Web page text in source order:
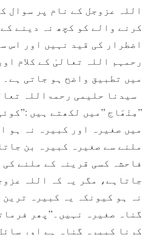
اللہ عزوجل کے نام پر سوال
کرنے والے کو کچھ نہ دينے
اضطرار کی قيد نہيں اور اس
رحمہم اللہ تعالیٰ کے کلام
ميں تطبيق واضح ہو جاتی ہے۔
سیدنا حليمی رحمۃاللہ
”مِنْھَاج ”ميں لکھتے ہيں
ميں صغيرہ اور کبيرہ نہ ہو
ملنے سے صغيرہ کبيرہ بن
فاحشہ کسی قرينہ کے ملنے
جاتاہے، مگر يہ کہ اللہ
نہ ہو کيونکہ يہ کبيرہ
گناہ صغيرہ نہيں۔”پھر
کرنا کبيرہ گناہ ہے اور